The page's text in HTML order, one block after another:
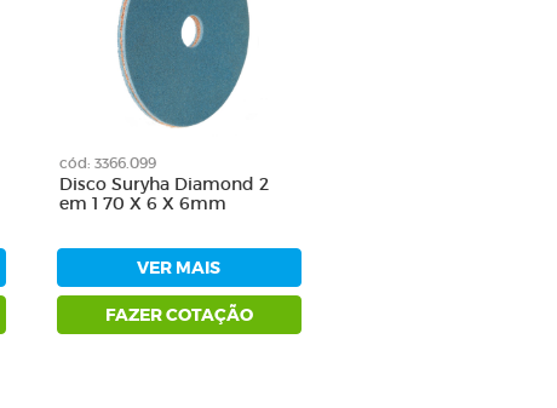
cód: 3366.099
Disco Suryha Diamond 2
em 1 70 X 6 X 6mm
VER MAIS
FAZER COTAÇÃO